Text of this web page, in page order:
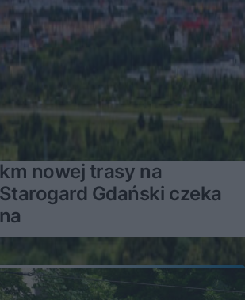
nowej trasy na
Gdański czeka